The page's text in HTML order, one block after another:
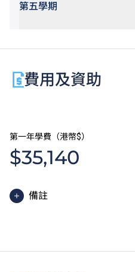
第五學期
費用及資助
第一年學費（港幣$）
$35,140
備註
除學費外，學生須繳交